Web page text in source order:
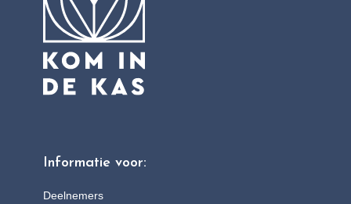
Informatie voor:
Deelnemers